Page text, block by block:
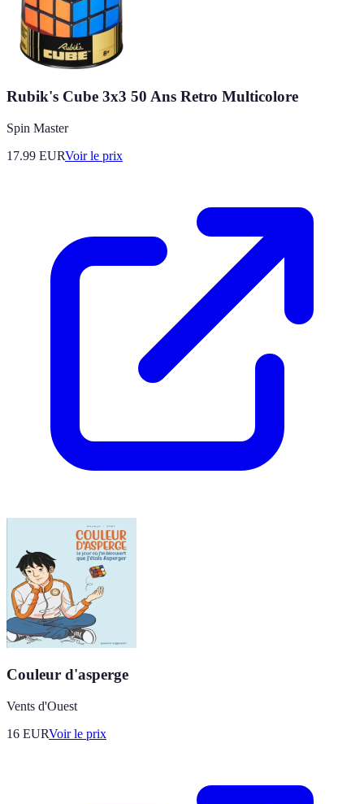
Rubik's Cube 3x3 50 Ans Retro Multicolore
Spin Master
17.99 EURVoir le prix
Couleur d'asperge
Vents d'Ouest
16 EURVoir le prix